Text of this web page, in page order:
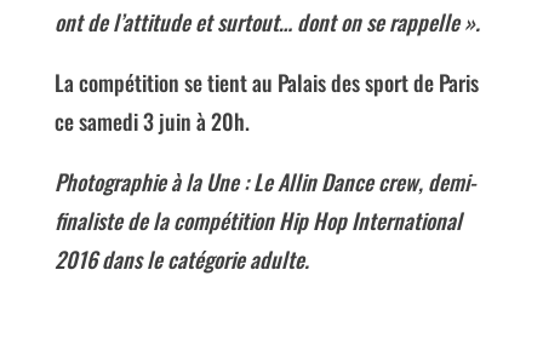
ont de l’attitude et surtout… dont on se rappelle ».
La compétition se tient au Palais des sport de Paris
ce samedi 3 juin à 20h.
Photographie à la Une : Le Allin Dance crew, demi-
finaliste de la compétition Hip Hop International
2016 dans le catégorie adulte.